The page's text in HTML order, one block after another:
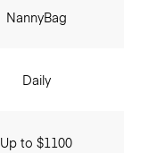
NannyBag
Daily
Up to $1100